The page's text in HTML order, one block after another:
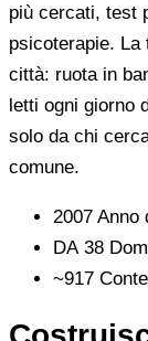
più cercati, test
psicoterapie. La
città: ruota in
letti ogni giorno
solo da chi
comune.
2007 Anno
DA 38
~917